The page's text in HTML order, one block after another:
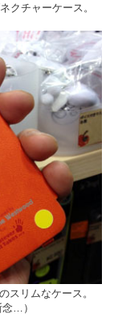
クチャーケース。
スリムなケース。
…）